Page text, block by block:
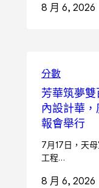
8 月 6, 2026
分數
芳華筑夢雙
內設計華
報會舉行
7月17日，天
工程…
8 月 6, 2026